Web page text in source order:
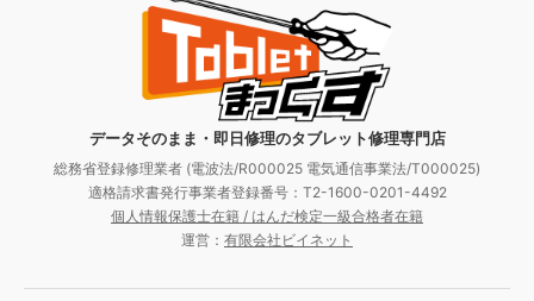
データそのまま・即日修理のタブレット修理専門店
総務省登録修理業者 (電波法/R000025 電気通信事業法/T000025)
適格請求書発行事業者登録番号：T2-1600-0201-4492
個人情報保護士在籍 / はんだ検定一級合格者在籍
運営： 有限会社ビイネット